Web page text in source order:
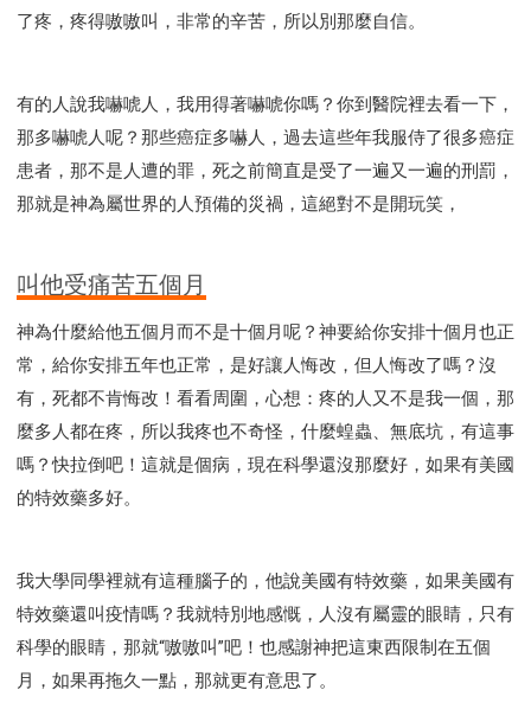
了疼，疼得嗷嗷叫，非常的辛苦，所以別那麼自信。
有的人說我嚇唬人，我用得著嚇唬你嗎？你到醫院裡去看一下，
那多嚇唬人呢？那些癌症多嚇人，過去這些年我服侍了很多癌症
患者，那不是人遭的罪，死之前簡直是受了一遍又一遍的刑罰，
那就是神為屬世界的人預備的災禍，這絕對不是開玩笑，
叫他受痛苦五個月
神為什麼給他五個月而不是十個月呢？神要給你安排十個月也正
常，給你安排五年也正常，是好讓人悔改，但人悔改了嗎？沒
有，死都不肯悔改！看看周圍，心想：疼的人又不是我一個，那
麼多人都在疼，所以我疼也不奇怪，什麼蝗蟲、無底坑，有這事
嗎？快拉倒吧！這就是個病，現在科學還沒那麼好，如果有美國
的特效藥多好。
我大學同學裡就有這種腦子的，他說美國有特效藥，如果美國有
特效藥還叫疫情嗎？我就特別地感慨，人沒有屬靈的眼睛，只有
科學的眼睛，那就“嗷嗷叫”吧！也感謝神把這東西限制在五個
月，如果再拖久一點，那就更有意思了。